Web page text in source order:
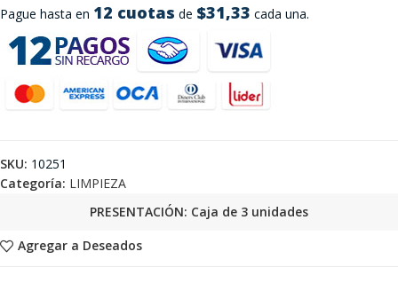
Pague hasta en 12 cuotas de $31,33 cada una.
Agregar a Deseados
SKU: 10251
Categoría: LIMPIEZA
PRESENTACIÓN: Caja de 3 unidades